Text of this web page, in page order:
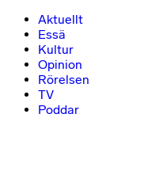
Aktuellt
Essä
Kultur
Opinion
Rörelsen
TV
Poddar